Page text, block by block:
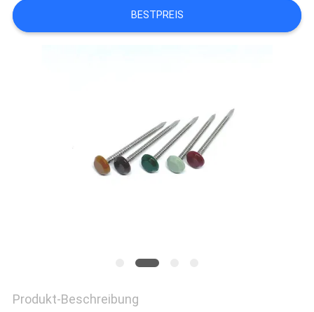
ZITAT
BESTPREIS
Produkt-Beschreibung